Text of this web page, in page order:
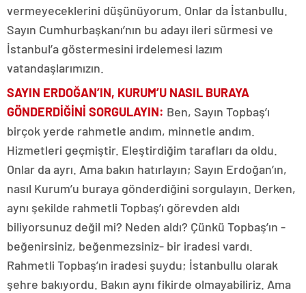
vermeyeceklerini düşünüyorum. Onlar da İstanbullu.
Sayın Cumhurbaşkanı’nın bu adayı ileri sürmesi ve
İstanbul’a göstermesini irdelemesi lazım
vatandaşlarımızın.
SAYIN ERDOĞAN’IN, KURUM’U NASIL BURAYA
GÖNDERDİĞİNİ SORGULAYIN: Ben, Sayın Topbaş’ı
birçok yerde rahmetle andım, minnetle andım.
Hizmetleri geçmiştir. Eleştirdiğim tarafları da oldu.
Onlar da ayrı. Ama bakın hatırlayın; Sayın Erdoğan’ın,
nasıl Kurum’u buraya gönderdiğini sorgulayın. Derken,
aynı şekilde rahmetli Topbaş’ı görevden aldı
biliyorsunuz değil mi? Neden aldı? Çünkü Topbaş’ın -
beğenirsiniz, beğenmezsiniz- bir iradesi vardı.
Rahmetli Topbaş’ın iradesi şuydu; İstanbullu olarak
şehre bakıyordu. Bakın aynı fikirde olmayabiliriz. Ama